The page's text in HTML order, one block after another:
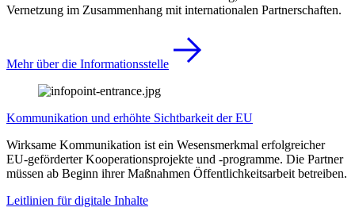
Vernetzung im Zusammenhang mit internationalen Partnerschaften.
Mehr über die Informationsstelle
Kommunikation und erhöhte Sichtbarkeit der EU
Wirksame Kommunikation ist ein Wesensmerkmal erfolgreicher
EU-geförderter Kooperationsprojekte und -programme. Die Partner
müssen ab Beginn ihrer Maßnahmen Öffentlichkeitsarbeit betreiben.
Leitlinien für digitale Inhalte